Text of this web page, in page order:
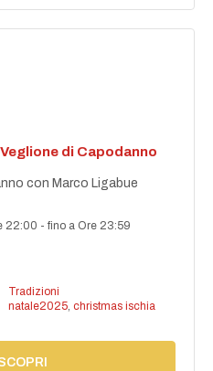
di Capodanno
con Marco Ligabue
22:00 -fino a Ore 23:59
Tradizioni
natale2025, christmas ischia